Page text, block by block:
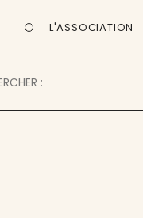
L'ASSOCIATION